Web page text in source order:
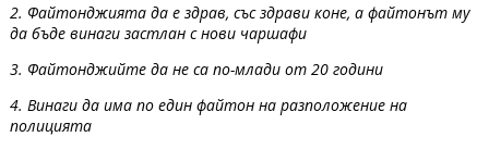
2. Файтонджията да е здрав, със здрави коне, а файтонът му
да бъде винаги застлан с нови чаршафи
3. Файтонджийте да не са по-млади от 20 години
4. Винаги да има по един файтон на разположение на
полицията